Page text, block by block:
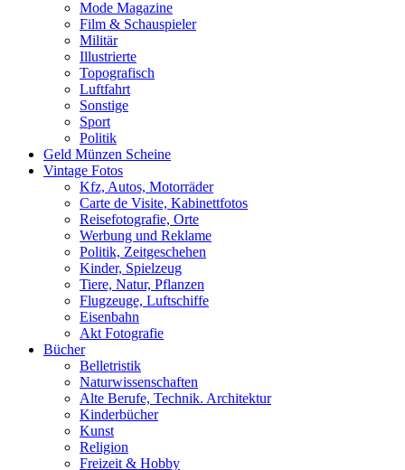
Mode Magazine
Film & Schauspieler
Militär
Illustrierte
Topografisch
Luftfahrt
Sonstige
Sport
Politik
Geld Münzen Scheine
Vintage Fotos
Kfz, Autos, Motorräder
Carte de Visite, Kabinettfotos
Reisefotografie, Orte
Werbung und Reklame
Politik, Zeitgeschehen
Kinder, Spielzeug
Tiere, Natur, Pflanzen
Flugzeuge, Luftschiffe
Eisenbahn
Akt Fotografie
Bücher
Belletristik
Naturwissenschaften
Alte Berufe, Technik. Architektur
Kinderbücher
Kunst
Religion
Freizeit & Hobby